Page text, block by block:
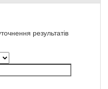
результатів